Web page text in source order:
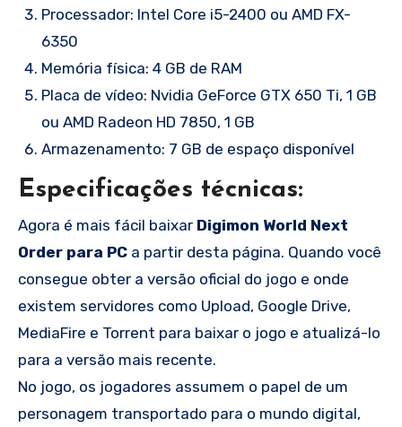
Processador: Intel Core i5-2400 ou AMD FX-
6350
Memória física: 4 GB de RAM
Placa de vídeo: Nvidia GeForce GTX 650 Ti, 1 GB
ou AMD Radeon HD 7850, 1 GB
Armazenamento: 7 GB de espaço disponível
Especificações técnicas:
Agora é mais fácil baixar Digimon World Next
Order para PC a partir desta página. Quando você
consegue obter a versão oficial do jogo e onde
existem servidores como Upload, Google Drive,
MediaFire e Torrent para baixar o jogo e atualizá-lo
para a versão mais recente.
No jogo, os jogadores assumem o papel de um
personagem transportado para o mundo digital,